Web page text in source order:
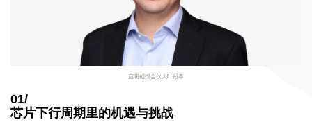
启明创投合伙人叶冠泰
01/
芯片下行周期里的机遇与挑战